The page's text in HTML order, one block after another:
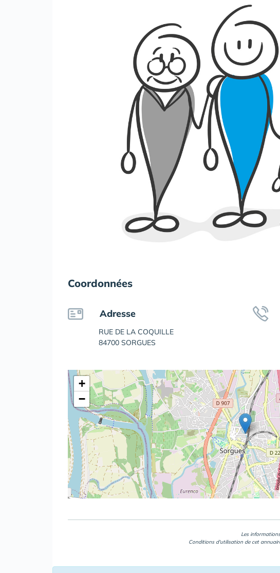
Coordonnées
Adresse
RUE DE LA COQUILLE
84700 SORGUES
+
−
Les
Conditions d'utilisation de cet